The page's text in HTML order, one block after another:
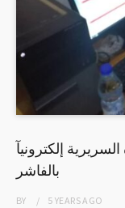
إلكترونيآ
بالفاشر
BY 5 YEARSAGO